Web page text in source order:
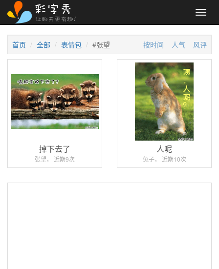
首页 全部 表情包 #张望 按时间 人气 风评
掉下去了
张望， 近期9次
人呢
兔子， 近期10次